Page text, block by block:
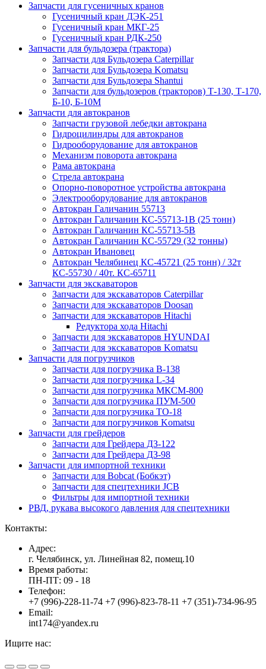
Запчасти для гусеничных кранов
Гусеничный кран ДЭК-251
Гусеничный кран МКГ-25
Гусеничный кран РДК-250
Запчасти для бульдозера (трактора)
Запчасти для Бульдозера Caterpillar
Запчасти для Бульдозера Komatsu
Запчасти для Бульдозера Shantui
Запчасти для бульдозеров (тракторов) Т-130, Т-170,
Б-10, Б-10М
Запчасти для автокранов
Запчасти грузовой лебедки автокрана
Гидроцилиндры для автокранов
Гидрооборудование для автокранов
Механизм поворота автокрана
Рама автокрана
Стрела автокрана
Опорно-поворотное устройства автокрана
Электрооборудование для автокранов
Автокран Галичанин 55713
Автокран Галичанин КС-55713-1В (25 тонн)
Автокран Галичанин КС-55713-5В
Автокран Галичанин КС-55729 (32 тонны)
Автокран Ивановец
Автокран Челябинец КС-45721 (25 тонн) / 32т
КС-55730 / 40т. КС-65711
Запчасти для экскаваторов
Запчасти для экскаваторов Caterpillar
Запчасти для экскаваторов Doosan
Запчасти для экскаваторов Hitachi
Редуктора хода Hitachi
Запчасти для экскаваторов HYUNDAI
Запчасти для экскаваторов Komatsu
Запчасти для погрузчиков
Запчасти для погрузчика B-138
Запчасти для погрузчика L-34
Запчасти для погрузчика МКСМ-800
Запчасти для погрузчика ПУМ-500
Запчасти для погрузчика ТО-18
Запчасти для погрузчиков Komatsu
Запчасти для грейдеров
Запчасти для Грейдера ДЗ-122
Запчасти для Грейдера ДЗ-98
Запчасти для импортной техники
Запчасти для Bobcat (Бобкэт)
Запчасти для спецтехники JCB
Фильтры для импортной техники
РВД, рукава высокого давления для спецтехники
Контакты:
Адрес:
г. Челябинск, ул. Линейная 82, помещ.10
Время работы:
ПН-ПТ: 09 - 18
Телефон:
+7 (996)-228-11-74 +7 (996)-823-78-11 +7 (351)-734-96-95
Email:
int174@yandex.ru
Ищите нас:
Страница
Страница
Страница
Вверх